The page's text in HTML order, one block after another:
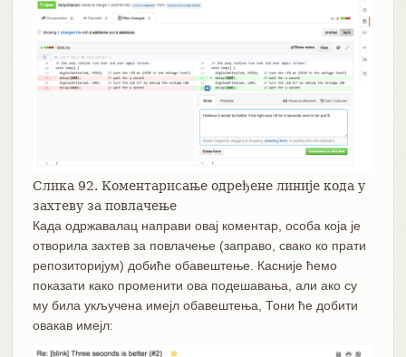
Слика 92. Коментарисање одређене линије кода у
захтеву за повлачење
Када одржавалац направи овај коментар, особа која је
отворила захтев за повлачење (заправо, свако ко прати
репозиторијум) добиће обавештење. Касније ћемо
показати како променити ова подешавања, али ако су
му била укључена имејл обавештења, Тони ће добити
овакав имејл: